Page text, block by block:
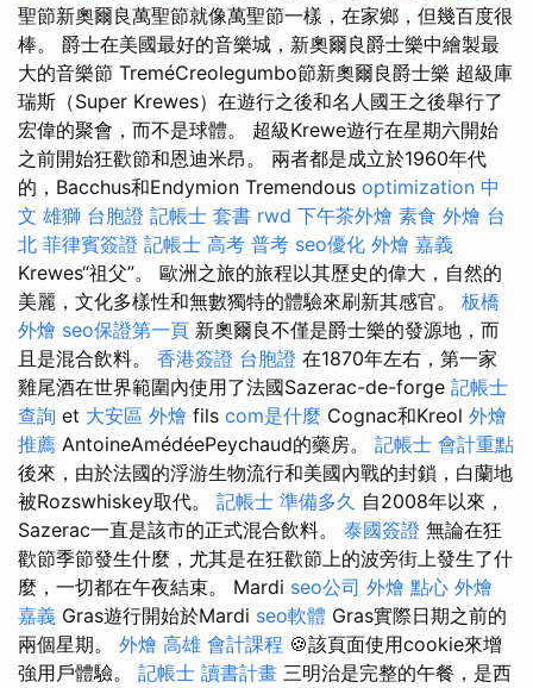
聖節新奧爾良萬聖節就像萬聖節一樣，在家鄉，但幾百度很
棒。 爵士在美國最好的音樂城，新奧爾良爵士樂中繪製最
大的音樂節 TreméCreolegumbo節新奧爾良爵士樂 超級庫
瑞斯（Super Krewes）在遊行之後和名人國王之後舉行了
宏偉的聚會，而不是球體。 超級Krewe遊行在星期六開始
之前開始狂歡節和恩迪米昂。 兩者都是成立於1960年代
的，Bacchus和Endymion Tremendous optimization 中
文 雄獅 台胞證 記帳士 套書 rwd 下午茶外燴 素食 外燴 台
北 菲律賓簽證 記帳士 高考 普考 seo優化 外燴 嘉義
Krewes“祖父”。 歐洲之旅的旅程以其歷史的偉大，自然的
美麗，文化多樣性和無數獨特的體驗來刷新其感官。 板橋
外燴 seo保證第一頁 新奧爾良不僅是爵士樂的發源地，而
且是混合飲料。 香港簽證 台胞證 在1870年左右，第一家
雞尾酒在世界範圍內使用了法國Sazerac-de-forge 記帳士
查詢 et 大安區 外燴 fils com是什麼 Cognac和Kreol 外燴
推薦 AntoineAmédéePeychaud的藥房。 記帳士 會計重點
後來，由於法國的浮游生物流行和美國內戰的封鎖，白蘭地
被Rozswhiskey取代。 記帳士 準備多久 自2008年以來，
Sazerac一直是該市的正式混合飲料。 泰國簽證 無論在狂
歡節季節發生什麼，尤其是在狂歡節上的波旁街上發生了什
麼，一切都在午夜結束。 Mardi seo公司 外燴 點心 外燴
嘉義 Gras遊行開始於Mardi seo軟體 Gras實際日期之前的
兩個星期。 外燴 高雄 會計課程 🍪該頁面使用cookie來增
強用戶體驗。 記帳士 讀書計畫 三明治是完整的午餐，是西